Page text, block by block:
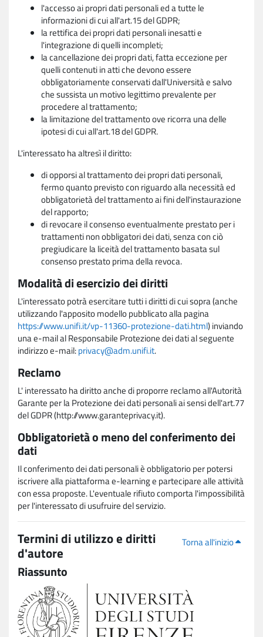
l'accesso ai propri dati personali ed a tutte le
informazioni di cui all'art.15 del GDPR;
la rettifica dei propri dati personali inesatti e
l'integrazione di quelli incompleti;
la cancellazione dei propri dati, fatta eccezione per
quelli contenuti in atti che devono essere
obbligatoriamente conservati dall'Università e salvo
che sussista un motivo legittimo prevalente per
procedere al trattamento;
la limitazione del trattamento ove ricorra una delle
ipotesi di cui all'art.18 del GDPR.
L'interessato ha altresì il diritto:
di opporsi al trattamento dei propri dati personali,
fermo quanto previsto con riguardo alla necessità ed
obbligatorietà del trattamento ai fini dell'instaurazione
del rapporto;
di revocare il consenso eventualmente prestato per i
trattamenti non obbligatori dei dati, senza con ciò
pregiudicare la liceità del trattamento basata sul
consenso prestato prima della revoca.
Modalità di esercizio dei diritti
L'interessato potrà esercitare tutti i diritti di cui sopra (anche
utilizzando l'apposito modello pubblicato alla pagina
https://www.unifi.it/vp-11360-protezione-dati.html) inviando
una e-mail al Responsabile Protezione dei dati al seguente
indirizzo e-mail:privacy@adm.unifi.it.
Reclamo
L' interessato ha diritto anche di proporre reclamo all'Autorità
Garante per la Protezione dei dati personali ai sensi dell'art.77
del GDPR (http://www.garanteprivacy.it).
Obbligatorietà o meno del conferimento dei
dati
Il conferimento dei dati personali è obbligatorio per potersi
iscrivere alla piattaforma e-learning e partecipare alle attività
con essa proposte. L'eventuale rifiuto comporta l'impossibilità
per l'interessato di usufruire del servizio.
Torna all'inizio
Termini di utilizzo e diritti
d'autore
Riassunto